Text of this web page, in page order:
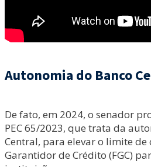
Autonomia do Banco
De fato, em 2024, o senador
PEC 65/2023, que trata da
Central, para elevar o limite
Garantidor de Crédito (FGC)